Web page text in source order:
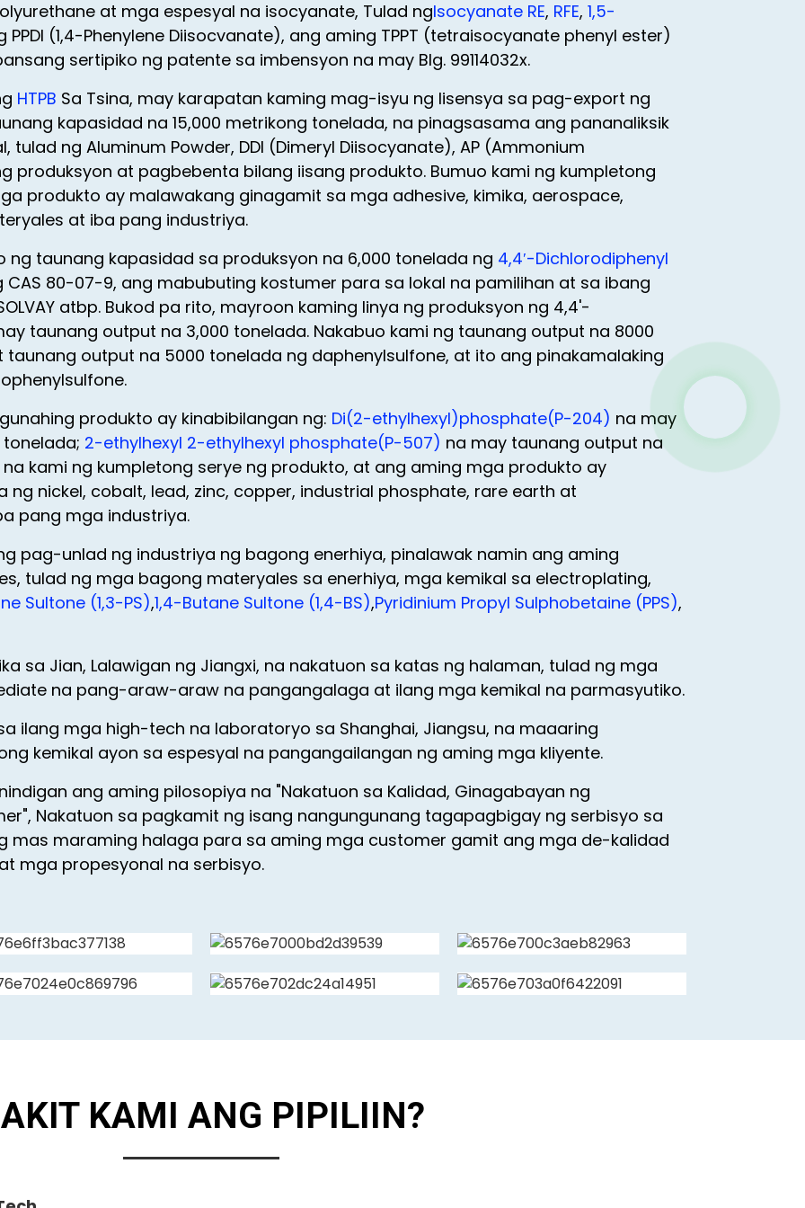
at mga espesyal na isocyanate, Tulad ngIsocyanate RE, RFE, 1,5-
PPDI (1,4-Phenylene Diisocvanate), ang aming TPPT (tetraisocyanate phenyl ester)
sertipiko ng patente sa imbensyon na may Blg. 99114032x.
HTPB Sa Tsina, may karapatan kaming mag-isyu ng lisensya sa pag-export ng
kapasidad na 15,000 metrikong tonelada, na pinagsasama ang pananaliksik
tulad ng Aluminum Powder, DDI (Dimeryl Diisocyanate), AP (Ammonium
produksyon at pagbebenta bilang iisang produkto. Bumuo kami ng kumpletong
produkto ay malawakang ginagamit sa mga adhesive, kimika, aerospace,
at iba pang industriya.
taunang kapasidad sa produksyon na 6,000 tonelada ng 4,4′-Dichlorodiphenyl
80-07-9, ang mabubuting kostumer para sa lokal na pamilihan at sa ibang
atbp. Bukod pa rito, mayroon kaming linya ng produksyon ng 4,4'-
taunang output na 3,000 tonelada. Nakabuo kami ng taunang output na 8000
output na 5000 tonelada ng daphenylsulfone, at ito ang pinakamalaking
produkto ay kinabibilangan ng: Di(2-ethylhexyl)phosphate(P-204) na may
2-ethylhexyl 2-ethylhexyl phosphate(P-507) na may taunang output na
kami ng kumpletong serye ng produkto, at ang aming mga produkto ay
nickel, cobalt, lead, zinc, copper, industrial phosphate, rare earth at
pang mga industriya.
pag-unlad ng industriya ng bagong enerhiya, pinalawak namin ang aming
tulad ng mga bagong materyales sa enerhiya, mga kemikal sa electroplating,
Sultone (1,3-PS),1,4-Butane Sultone (1,4-BS),Pyridinium Propyl Sulphobetaine (PPS),
sa Jian, Lalawigan ng Jiangxi, na nakatuon sa katas ng halaman, tulad ng mga
na pang-araw-araw na pangangalaga at ilang mga kemikal na parmasyutiko.
ilang mga high-tech na laboratoryo sa Shanghai, Jiangsu, na maaaring
kemikal ayon sa espesyal na pangangailangan ng aming mga kliyente.
ang aming pilosopiya na "Nakatuon sa Kalidad, Ginagabayan ng
Nakatuon sa pagkamit ng isang nangungunang tagapagbigay ng serbisyo sa
mas maraming halaga para sa aming mga customer gamit ang mga de-kalidad
mga propesyonal na serbisyo.
KAMI ANG PIPILIIN?